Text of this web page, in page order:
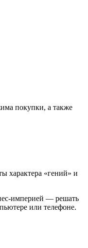
покупки, а также
характера «гений» и
империей — решать
или телефоне.